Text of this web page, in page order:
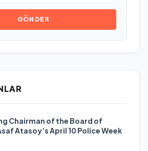
GÖNDER
Chairman of the Board of
Atasoy’s April 10 Police Week